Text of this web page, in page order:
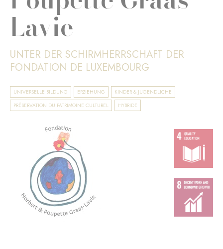
Lavie
UNTER DER SCHIRMHERRSCHAFT DER
FONDATION DE LUXEMBOURG
UNIVERSELLE BILDUNG ERZIEHUNG
KINDER & JUGENDLICHE
PRÉSERVATION DU PATRIMOINE CULTUREL
HYBRIDE